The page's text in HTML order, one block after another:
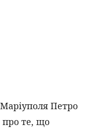
Петро
те, що